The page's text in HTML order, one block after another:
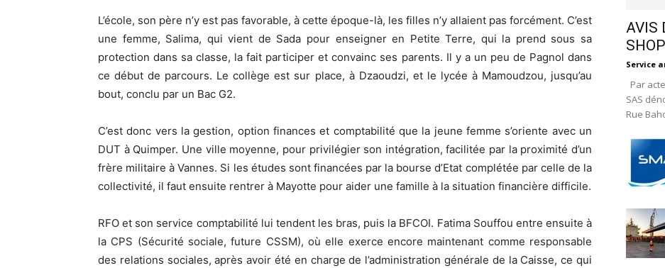
L’école, son père n’y est pas favorable, à cette époque-là, les filles n’y allaient pas forcément. C’est
une femme, Salima, qui vient de Sada pour enseigner en Petite Terre, qui la prend sous sa
protection dans sa classe, la fait participer et convainc ses parents. Il y a un peu de Pagnol dans
ce début de parcours. Le collège est sur place, à Dzaoudzi, et le lycée à Mamoudzou, jusqu’au
bout, conclu par un Bac G2.
C’est donc vers la gestion, option finances et comptabilité que la jeune femme s’oriente avec un
DUT à Quimper. Une ville moyenne, pour privilégier son intégration, facilitée par la proximité d’un
frère militaire à Vannes. Si les études sont financées par la bourse d’Etat complétée par celle de la
collectivité, il faut ensuite rentrer à Mayotte pour aider une famille à la situation financière difficile.
RFO et son service comptabilité lui tendent les bras, puis la BFCOI. Fatima Souffou entre ensuite à
la CPS (Sécurité sociale, future CSSM), où elle exerce encore maintenant comme responsable
des relations sociales, après avoir été en charge de l’administration générale de la Caisse, ce qui
AVIS
Service
Par
SAS
Rue